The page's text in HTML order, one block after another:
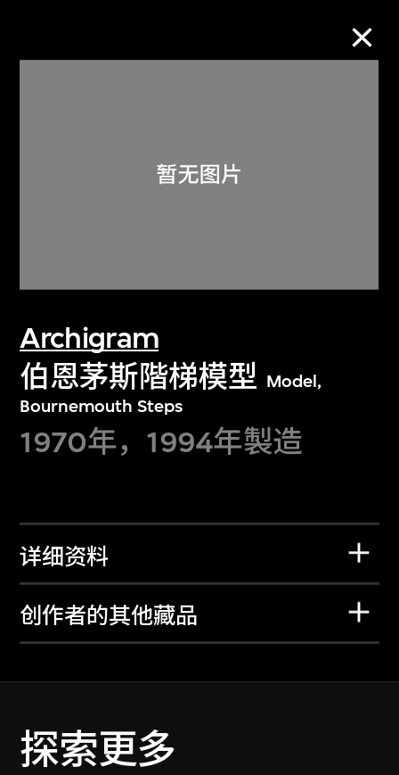
Archigram
伯恩茅斯階梯模型 Model,
Bournemouth Steps
1970年，1994年製造
详细资料
创作者的其他藏品
探索更多
关于M+藏品
探索世界顶级的二十及二十一世纪视觉
文化藏品。